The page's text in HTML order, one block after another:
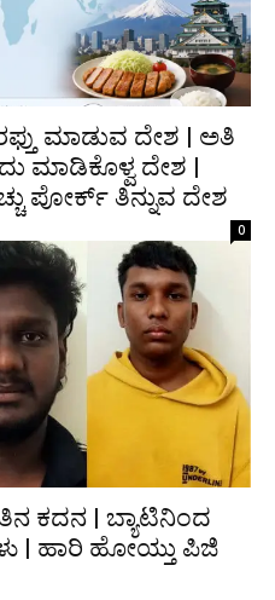
ಮಾಡುವ ದೇಶ | ಅತಿ
ಮಾಡಿಕೊಳ್ವ ದೇಶ |
ಪೋರ್ಕ್ ತಿನ್ನುವ ದೇಶ
0
ಕದನ | ಬ್ಯಾಟಿನಿಂದ
| ಹಾರಿ ಹೋಯ್ತು ಪಿಜಿ